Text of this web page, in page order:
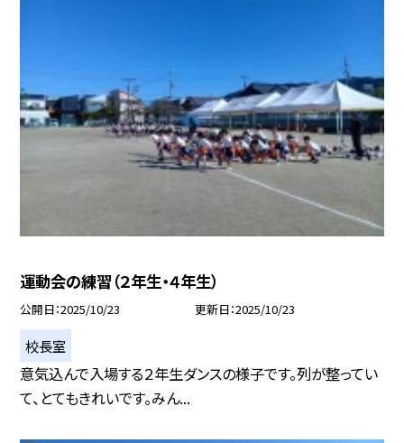
運動会の練習（２年生・４年生）
公開日 2025/10/23 更新日 2025/10/23
校長室
意気込んで入場する２年生ダンスの様子です。列が整ってい
て、とてもきれいです。みん...